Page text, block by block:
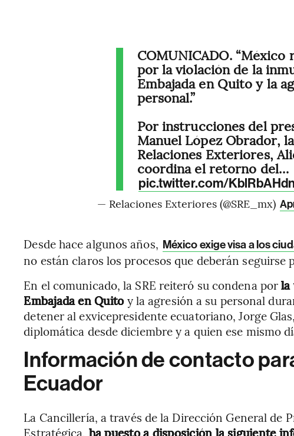
COMUNICADO.
por la violación de la
Embajada en Quito y la
personal.”
Por instrucciones del
Manuel López Obrador,
Relaciones Exteriores,
coordina el retorno del…
pic.twitter.com/
— Relaciones Exteriores (@SRE_mx)
Desde hace algunos años, México exige visa a los
no están claros los procesos que deberán
En el comunicado, la SRE reiteró su condena porla
Embajada en Quitoy la agresión a su personal
detener al exvicepresidente ecuatoriano, Jorge
diplomática desde diciembre y a quien ese mismo
Información de contacto
Ecuador
La Cancillería, a través de la Dirección General de
Estratégica, ha puesto a disposición la siguiente